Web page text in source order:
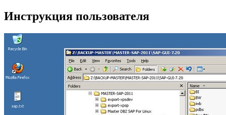
Инструкция пользователя